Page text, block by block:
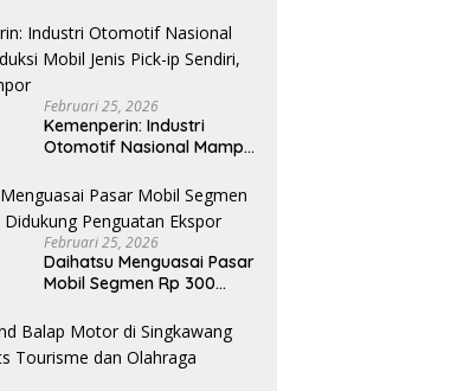
Februari 25, 2026
Kemenperin: Industri
Otomotif Nasional Mampu
ip Sendiri, Tak Perlu Impor
Februari 25, 2026
Daihatsu Menguasai Pasar
Mobil Segmen Rp 300
Ekspor